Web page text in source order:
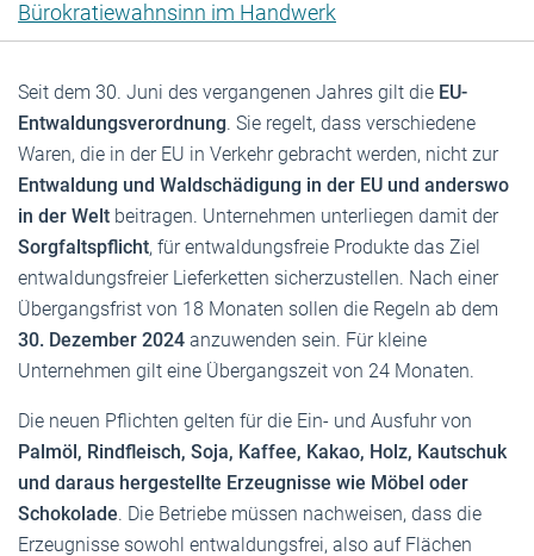
Bürokratiewahnsinn im Handwerk
Seit dem 30. Juni des vergangenen Jahres gilt die EU-
Entwaldungsverordnung. Sie regelt, dass verschiedene
Waren, die in der EU in Verkehr gebracht werden, nicht zur
Entwaldung und Waldschädigung in der EU und anderswo
in der Welt beitragen. Unternehmen unterliegen damit der
Sorgfaltspflicht, für entwaldungsfreie Produkte das Ziel
entwaldungsfreier Lieferketten sicherzustellen. Nach einer
Übergangsfrist von 18 Monaten sollen die Regeln ab dem
30. Dezember 2024 anzuwenden sein. Für kleine
Unternehmen gilt eine Übergangszeit von 24 Monaten.
Die neuen Pflichten gelten für die Ein- und Ausfuhr von
Palmöl, Rindfleisch, Soja, Kaffee, Kakao, Holz, Kautschuk
und daraus hergestellte Erzeugnisse wie Möbel oder
Schokolade. Die Betriebe müssen nachweisen, dass die
Erzeugnisse sowohl entwaldungsfrei, also auf Flächen